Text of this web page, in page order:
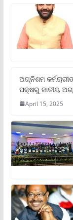
ଅଗ୍ନିଶମ
ପକ୍ଷରୁ ଜାତୀୟ
April 15, 2025